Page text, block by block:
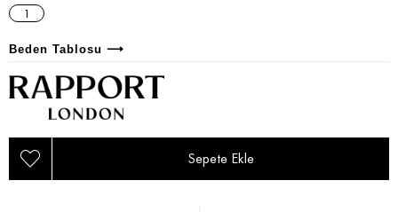
1
Beden Tablosu ⟶